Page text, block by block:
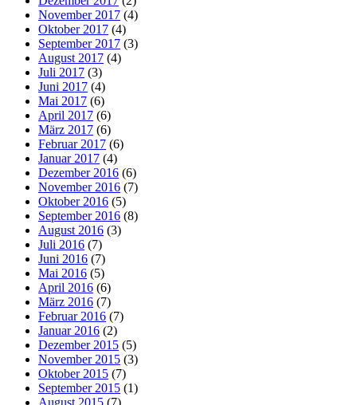
November 2017 (4)
Oktober 2017 (4)
September 2017 (3)
August 2017 (4)
Juli 2017 (3)
Juni 2017 (4)
Mai 2017 (6)
April 2017 (6)
März 2017 (6)
Februar 2017 (6)
Januar 2017 (4)
Dezember 2016 (6)
November 2016 (7)
Oktober 2016 (5)
September 2016 (8)
August 2016 (3)
Juli 2016 (7)
Juni 2016 (7)
Mai 2016 (5)
April 2016 (6)
März 2016 (7)
Februar 2016 (7)
Januar 2016 (2)
Dezember 2015 (5)
November 2015 (3)
Oktober 2015 (7)
September 2015 (1)